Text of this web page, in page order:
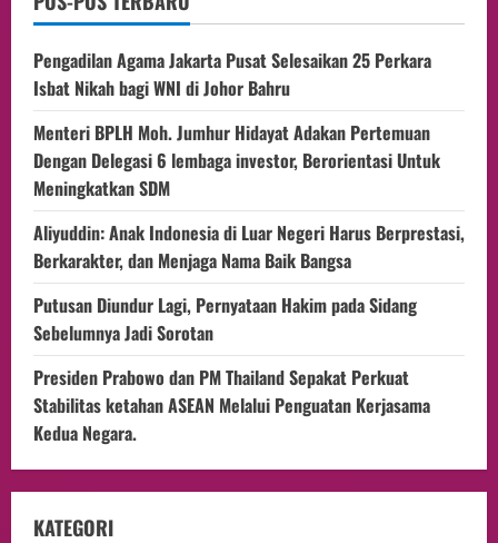
Pengadilan Agama Jakarta Pusat Selesaikan 25 Perkara
Isbat Nikah bagi WNI di Johor Bahru
Menteri BPLH Moh. Jumhur Hidayat Adakan Pertemuan
Dengan Delegasi 6 lembaga investor, Berorientasi Untuk
Meningkatkan SDM
Aliyuddin: Anak Indonesia di Luar Negeri Harus Berprestasi,
Berkarakter, dan Menjaga Nama Baik Bangsa
Putusan Diundur Lagi, Pernyataan Hakim pada Sidang
Sebelumnya Jadi Sorotan
Presiden Prabowo dan PM Thailand Sepakat Perkuat
Stabilitas ketahan ASEAN Melalui Penguatan Kerjasama
Kedua Negara.
KATEGORI